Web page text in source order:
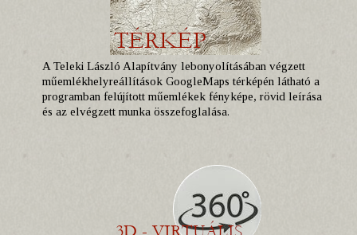
A Teleki László Alapítvány lebonyolításában végzett
műemlékhelyreállítások GoogleMaps térképén látható a
programban felújított műemlékek fényképe, rövid leírása
és az elvégzett munka összefoglalása.